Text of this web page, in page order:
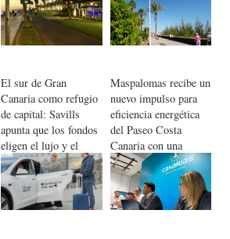
El sur de Gran
Canaria como refugio
de capital: Savills
apunta que los fondos
eligen el lujo y el
valor añadido
Maspalomas recibe un
nuevo impulso para
eficiencia energética
del Paseo Costa
Canaria con una
inversión de 475.000
euros